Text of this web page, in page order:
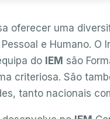
oferecer uma
e Humano.
do IEM são
criteriosa. São
tanto nacionais